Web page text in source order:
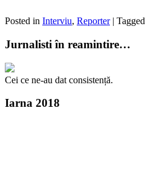
Posted in Interviu, Reporter | Tagged
Jurnalisti în reamintire…
Cei ce ne-au dat consistență.
Iarna 2018